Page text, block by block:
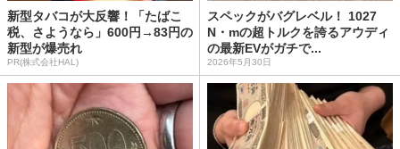
新型タバコが大反響！「たばこ
税、さようなら」600円→83円の
新型が爆売れ
PR(株式会社HAL)
スペックがバグレベル！ 1027
N・mの超トルクを誇るアウディ
の最新EVがガチで...
2026年5月30日